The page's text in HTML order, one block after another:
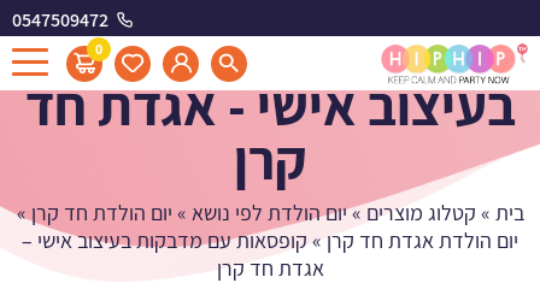
0547509472
0
קופסאות עם מדבקות
בעיצוב אישי - אגדת חד
קרן
בית » קטלוג מוצרים»יום הולדת לפי נושא » יום הולדת חד קרן»
יום הולדת אגדת חד קרן » קופסאות עם מדבקות בעיצוב אישי –
אגדת חד קרן